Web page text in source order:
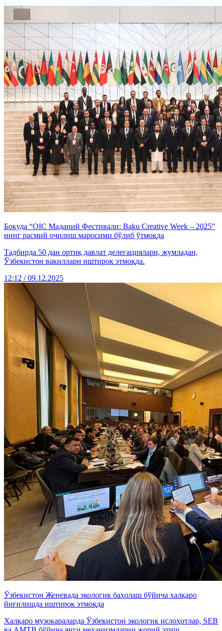
Бокуда “ОIС Маданий Фестивали: Baku Creative Week – 2025”
нинг расмий очилиш маросими бўлиб ўтмоқда
Тадбирда 50 дан ортиқ давлат делегациялари, жумладан,
Ўзбекистон вакиллари иштирок этмоқда.
12:12 / 09.12.2025
Ўзбекистон Женевада экологик баҳолаш бўйича халқаро
йиғилишда иштирок этмоқда
Халқаро музокараларда Ўзбекистон экологик ислоҳотлар, SEB